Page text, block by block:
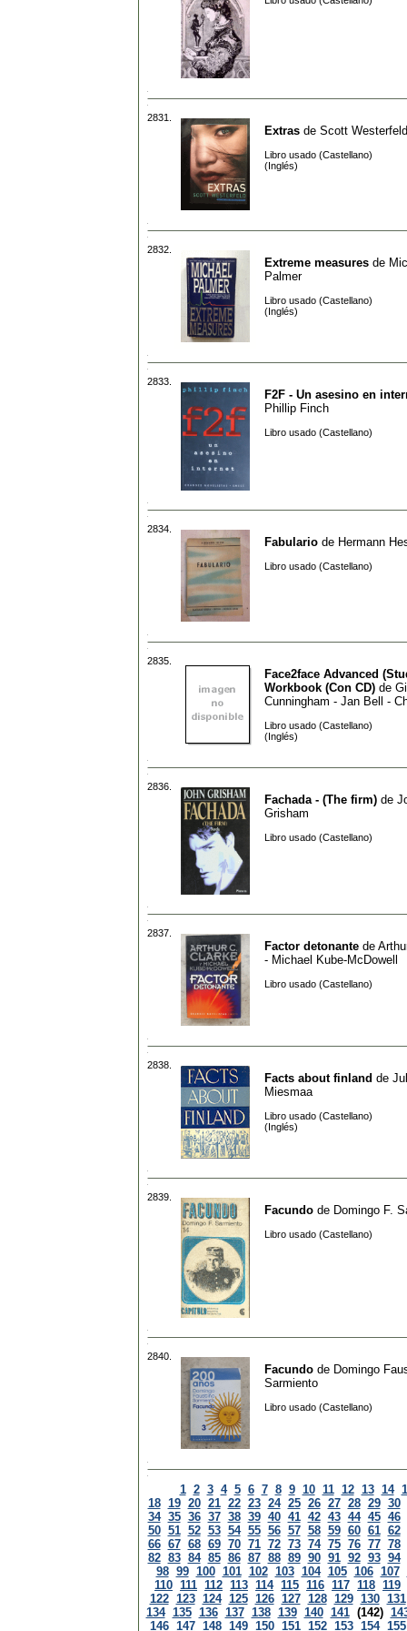
2831.
Extras de Scott Westerfeld
Libro usado (Castellano)
(Inglés)
2832.
Extreme measures de
Palmer
Libro usado (Castellano)
(Inglés)
2833.
F2F - Un asesino en
Phillip Finch
Libro usado (Castellano)
2834.
Fabulario de Hermann
Libro usado (Castellano)
2835.
Face2face Advanced
Workbook (Con CD) de
Cunningham - Jan Bell -
Libro usado (Castellano)
(Inglés)
2836.
Fachada - (The firm) de
Grisham
Libro usado (Castellano)
2837.
Factor detonante de
- Michael Kube-McDowell
Libro usado (Castellano)
2838.
Facts about finland de
Miesmaa
Libro usado (Castellano)
(Inglés)
2839.
Facundo de Domingo F.
Libro usado (Castellano)
2840.
Facundo de Domingo
Sarmiento
Libro usado (Castellano)
1 2 3 4 5 6 7 8 9 10 11 12 13 14
18 19 20 21 22 23 24 25 26 27 28 29 30
34 35 36 37 38 39 40 41 42 43 44 45 46
50 51 52 53 54 55 56 57 58 59 60 61 62
66 67 68 69 70 71 72 73 74 75 76 77 78
82 83 84 85 86 87 88 89 90 91 92 93 94
98 99 100 101 102 103 104 105 106 107
110 111 112 113 114 115 116 117 118 119
122 123 124 125 126 127 128 129 130 131
134 135 136 137 138 139 140 141 (142)
146 147 148 149 150 151 152 153 154 155